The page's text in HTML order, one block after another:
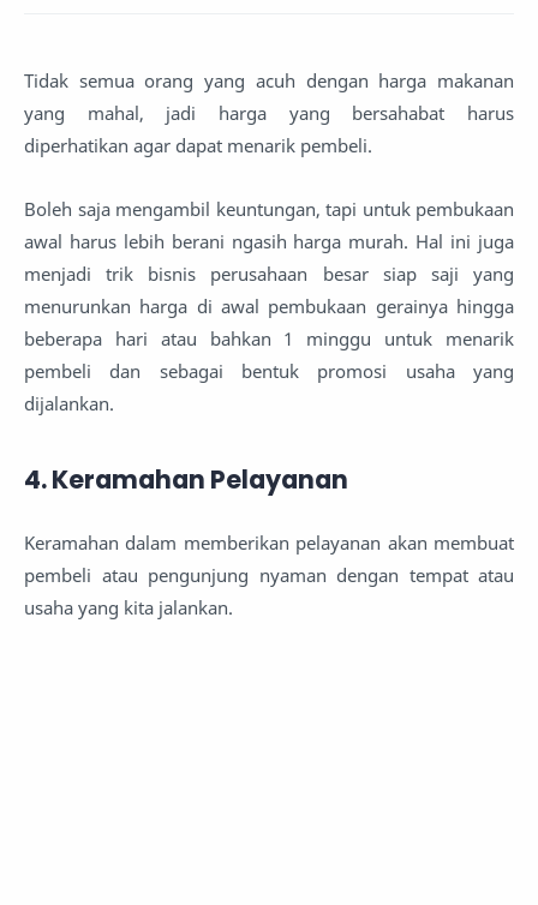
Tidak semua orang yang acuh dengan harga makanan
yang mahal, jadi harga yang bersahabat harus
diperhatikan agar dapat menarik pembeli.
Boleh saja mengambil keuntungan, tapi untuk pembukaan
awal harus lebih berani ngasih harga murah. Hal ini juga
menjadi trik bisnis perusahaan besar siap saji yang
menurunkan harga di awal pembukaan gerainya hingga
beberapa hari atau bahkan 1 minggu untuk menarik
pembeli dan sebagai bentuk promosi usaha yang
dijalankan.
4. Keramahan Pelayanan
Keramahan dalam memberikan pelayanan akan membuat
pembeli atau pengunjung nyaman dengan tempat atau
usaha yang kita jalankan.